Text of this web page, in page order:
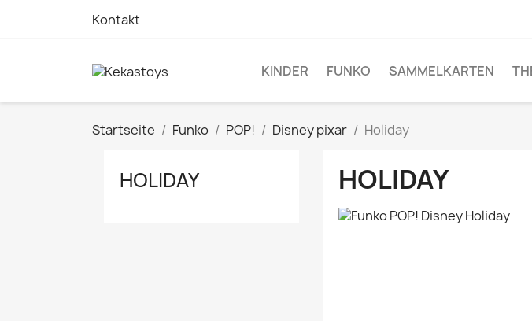
Kontakt
KINDER FUNKO SAMMELKARTEN
Startseite Funko POP! Disney pixar Holiday
HOLIDAY HOLIDAY